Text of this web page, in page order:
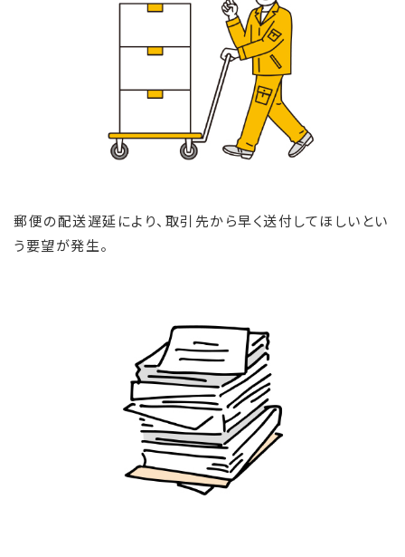
郵便の配送遅延により、取引先から早く送付してほしいとい
う要望が発生。